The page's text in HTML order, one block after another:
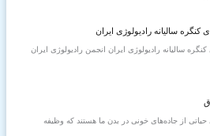
کنگره سالیانه رادیولوژی ایران
سالیانه رادیولوژی ایران انجمن رادیولوژی ایران
از جاده‌های خونی در بدن ما هستند که وظیفه